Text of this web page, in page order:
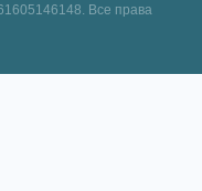
Все права